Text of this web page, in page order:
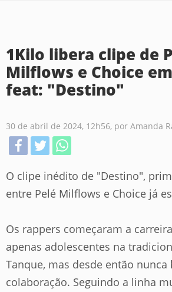
1Kilo libera clipe de
Milflows e Choice
feat: "Destino"
30 de abril de 2024, 12h56, por Amanda
O clipe inédito de "Destino",
entre Pelé Milflows e Choice já
Os rappers começaram a
apenas adolescentes na
Tanque, mas desde então
colaboração. Seguindo a linha